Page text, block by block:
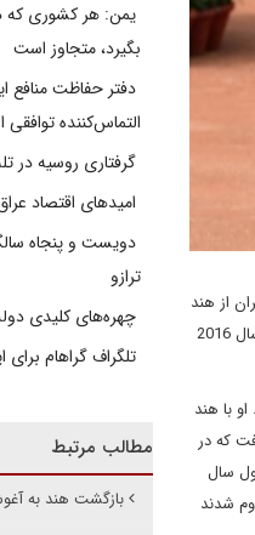
رئیس جمهور ایران از هند
ایجاد شده بود، پایان داد. نخست وزیر هند مانموهان سینگ آگوست 2012 از تهران ملاقات و در اجلاس نم شرکت کرد. نخست وزیر نارندرا مودی نیز در سال 2016
با هند
که در
سال
وقوع پیوسته در این کشور 95 شهروند کشته شده و 158نفر مصدوم شدند
یمن: هر کشوری که
بگیرد، متجاوز است
دفتر حفاظت منافع
التماس‌کننده
گرفتاری روسیه در
امیدهای اقتصاد
دویست و پنجاه
ترازو
چهره‌های کلیدی
تلگراف گراهام برای
مطالب مرتبط
بازگشت هند به